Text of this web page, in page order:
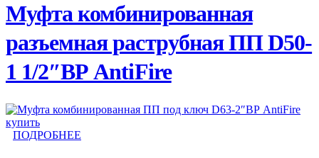
Муфта комбинированная
разъемная раструбная ПП D50-
1 1/2″ВР AntiFire
ПОДРОБНЕЕ